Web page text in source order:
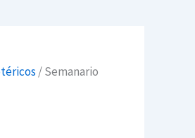
/ Semanario